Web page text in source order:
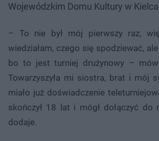
Wojewódzkim Domu Kultury w
– To nie był mój pierwszy raz,
wiedziałam, czego się spodziewać,
bo to jest turniej drużynowy –
Towarzyszyła mi siostra, brat i mój
miało już doświadczenie
skończył 18 lat i mógł dołączyć do
dodaje.